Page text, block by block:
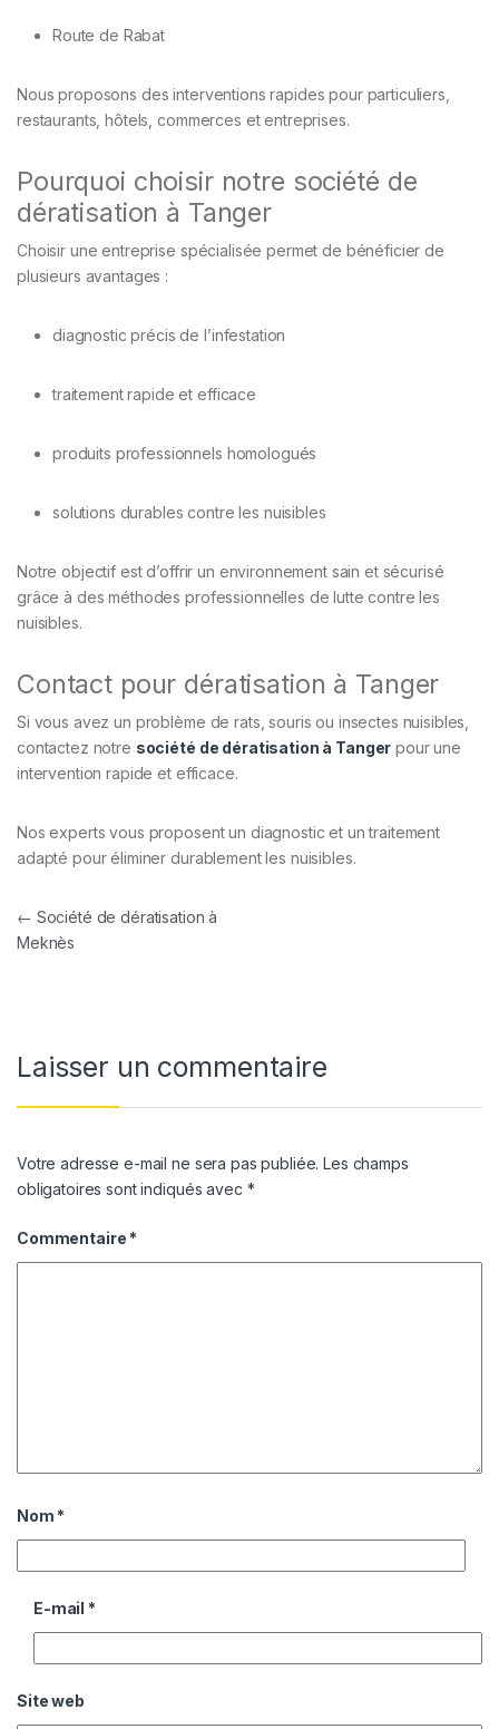
Route de Rabat
Nous proposons des interventions rapides pour particuliers,
restaurants, hôtels, commerces et entreprises.
Pourquoi choisir notre société de
dératisation à Tanger
Choisir une entreprise spécialisée permet de bénéficier de
plusieurs avantages :
diagnostic précis de l’infestation
traitement rapide et efficace
produits professionnels homologués
solutions durables contre les nuisibles
Notre objectif est d’offrir un environnement sain et sécurisé
grâce à des méthodes professionnelles de lutte contre les
nuisibles.
Contact pour dératisation à Tanger
Si vous avez un problème de rats, souris ou insectes nuisibles,
contactez notre société de dératisation à Tanger pour une
intervention rapide et efficace.
Nos experts vous proposent un diagnostic et un traitement
adapté pour éliminer durablement les nuisibles.
Navigation de l’article
← Société de dératisation à
Meknès
Laisser un commentaire
Votre adresse e-mail ne sera pas publiée. Les champs
obligatoires sont indiqués avec *
Commentaire *
Nom *
E-mail *
Site web